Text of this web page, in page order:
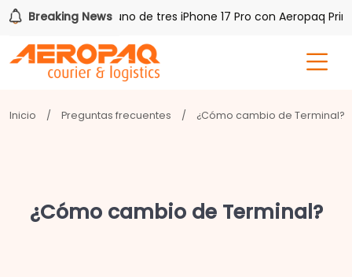
Breaking NewsGana uno de tres iPhone 17 Pro con Aeropaq Prime
Inicio / Preguntas frecuentes / ¿Cómo cambio de Terminal?
¿Cómo cambio de Terminal?